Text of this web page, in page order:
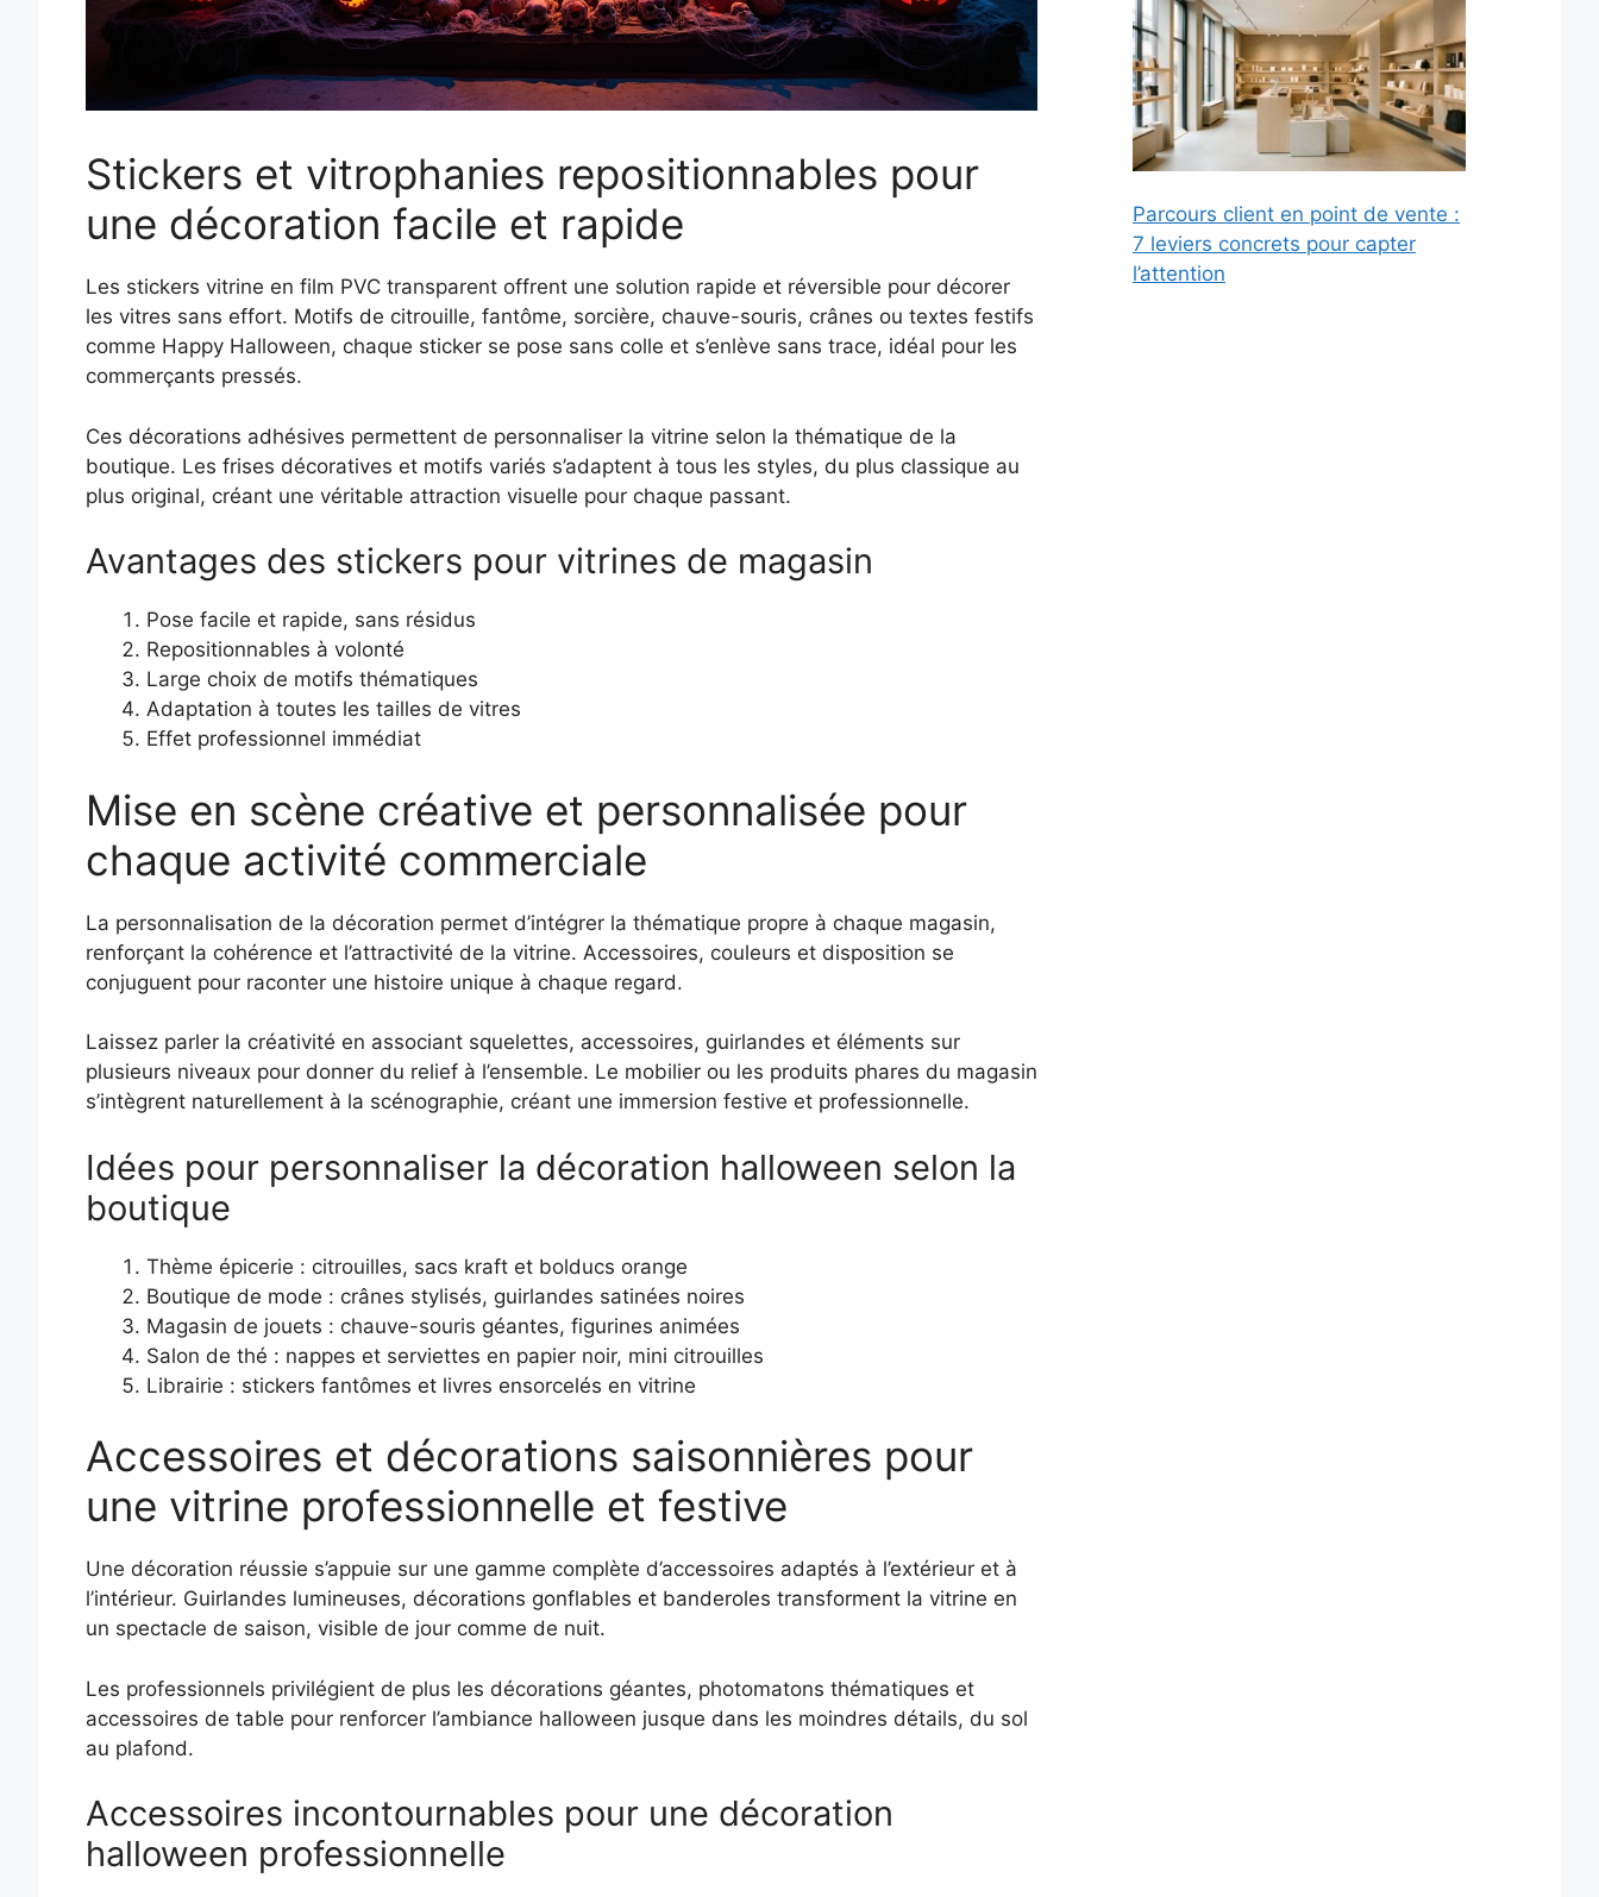
Stickers et vitrophanies repositionnables pour
une décoration facile et rapide
Les stickers vitrine en film PVC transparent offrent une solution rapide et réversible pour décorer
les vitres sans effort. Motifs de citrouille, fantôme, sorcière, chauve-souris, crânes ou textes festifs
comme Happy Halloween, chaque sticker se pose sans colle et s’enlève sans trace, idéal pour les
commerçants pressés.
Ces décorations adhésives permettent de personnaliser la vitrine selon la thématique de la
boutique. Les frises décoratives et motifs variés s’adaptent à tous les styles, du plus classique au
plus original, créant une véritable attraction visuelle pour chaque passant.
Avantages des stickers pour vitrines de magasin
Pose facile et rapide, sans résidus
Repositionnables à volonté
Large choix de motifs thématiques
Adaptation à toutes les tailles de vitres
Effet professionnel immédiat
Mise en scène créative et personnalisée pour
chaque activité commerciale
La personnalisation de la décoration permet d’intégrer la thématique propre à chaque magasin,
renforçant la cohérence et l’attractivité de la vitrine. Accessoires, couleurs et disposition se
conjuguent pour raconter une histoire unique à chaque regard.
Laissez parler la créativité en associant squelettes, accessoires, guirlandes et éléments sur
plusieurs niveaux pour donner du relief à l’ensemble. Le mobilier ou les produits phares du magasin
s’intègrent naturellement à la scénographie, créant une immersion festive et professionnelle.
Idées pour personnaliser la décoration halloween selon la
boutique
Thème épicerie : citrouilles, sacs kraft et bolducs orange
Boutique de mode : crânes stylisés, guirlandes satinées noires
Magasin de jouets : chauve-souris géantes, figurines animées
Salon de thé : nappes et serviettes en papier noir, mini citrouilles
Librairie : stickers fantômes et livres ensorcelés en vitrine
Accessoires et décorations saisonnières pour
une vitrine professionnelle et festive
Une décoration réussie s’appuie sur une gamme complète d’accessoires adaptés à l’extérieur et à
l’intérieur. Guirlandes lumineuses, décorations gonflables et banderoles transforment la vitrine en
un spectacle de saison, visible de jour comme de nuit.
Les professionnels privilégient de plus les décorations géantes, photomatons thématiques et
accessoires de table pour renforcer l’ambiance halloween jusque dans les moindres détails, du sol
au plafond.
Accessoires incontournables pour une décoration
halloween professionnelle
Parcours client en point de vente :
7 leviers concrets pour capter
l’attention